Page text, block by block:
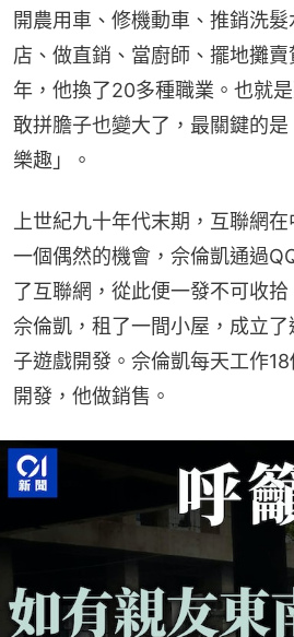
開農用車、修機動車、推銷洗
店、做直銷、當廚師、擺地攤
年，他換了20多種職業。也就
敢拼膽子也變大了，最關鍵的
樂趣」。
上世紀九十年代末期，互聯網
一個偶然的機會，佘倫凱通過
了互聯網，從此便一發不可收
佘倫凱，租了一間小屋，成立
子遊戲開發。佘倫凱每天工作
開發，他做銷售。